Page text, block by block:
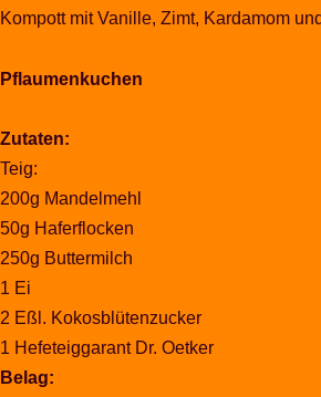
Kompott mit Vanille, Zimt, Kardamom
Pflaumenkuchen
Zutaten:
Teig:
200g Mandelmehl
50g Haferflocken
250g Buttermilch
1 Ei
2 Eßl. Kokosblütenzucker
1 Hefeteiggarant Dr. Oetker
Belag: